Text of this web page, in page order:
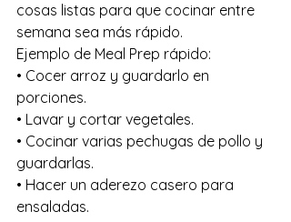
cosas listas para que cocinar entre
semana sea más rápido.
Ejemplo de Meal Prep rápido:
• Cocer arroz y guardarlo en
porciones.
• Lavar y cortar vegetales.
• Cocinar varias pechugas de pollo y
guardarlas.
• Hacer un aderezo casero para
ensaladas.